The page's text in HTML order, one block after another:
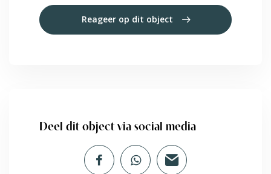
Reageer op dit object
Deel dit object via social media